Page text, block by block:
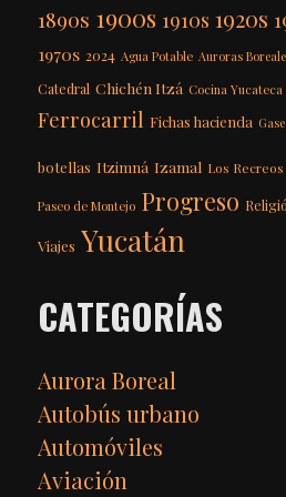
1890s 1900s 1910s 1920s
1970s 2024 Agua Potable Auroras
Catedral Chichén Itzá Cocina Yucateca
Ferrocarril Fichas hacienda
botellas Itzimná Izamal Los
Paseo de Montejo Progreso
Viajes Yucatán
CATEGORÍAS
Aurora Boreal
Autobús urbano
Automóviles
Aviación